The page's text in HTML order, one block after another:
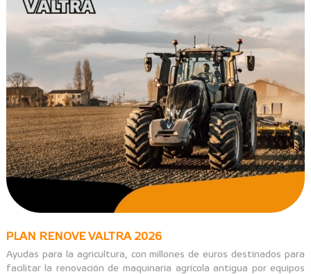
PLAN RENOVE VALTRA 2026
Ayudas para la agricultura, con millones de euros destinados para
facilitar la renovación de maquinaria agrícola antigua por equipos